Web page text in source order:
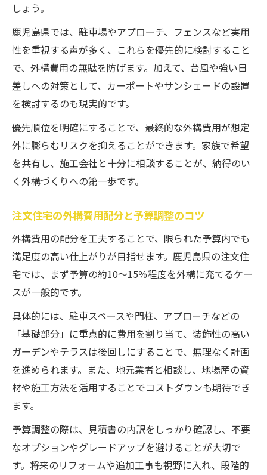
しょう。
鹿児島県では、駐車場やアプローチ、フェンスなど実用
性を重視する声が多く、これらを優先的に検討すること
で、外構費用の無駄を防げます。加えて、台風や強い日
差しへの対策として、カーポートやサンシェードの設置
を検討するのも現実的です。
優先順位を明確にすることで、最終的な外構費用が想定
外に膨らむリスクを抑えることができます。家族で希望
を共有し、施工会社と十分に相談することが、納得のい
く外構づくりへの第一歩です。
注文住宅の外構費用配分と予算調整のコツ
外構費用の配分を工夫することで、限られた予算内でも
満足度の高い仕上がりが目指せます。鹿児島県の注文住
宅では、まず予算の約10〜15％程度を外構に充てるケー
スが一般的です。
具体的には、駐車スペースや門柱、アプローチなどの
「基礎部分」に重点的に費用を割り当て、装飾性の高い
ガーデンやテラスは後回しにすることで、無理なく計画
を進められます。また、地元業者と相談し、地場産の資
材や施工方法を活用することでコストダウンも期待でき
ます。
予算調整の際は、見積書の内訳をしっかり確認し、不要
なオプションやグレードアップを避けることが大切で
す。将来のリフォームや追加工事も視野に入れ、段階的